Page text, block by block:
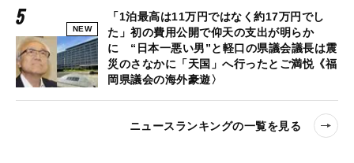
NEW
「1泊最高は11万円ではなく約17万円でし
た」初の費用公開で仰天の支出が明らか
に “日本一悪い男”と軽口の県議会議長は震
災のさなかに「天国」へ行ったとご満悦《福
岡県議会の海外豪遊〉
ニュースランキングの一覧を見る